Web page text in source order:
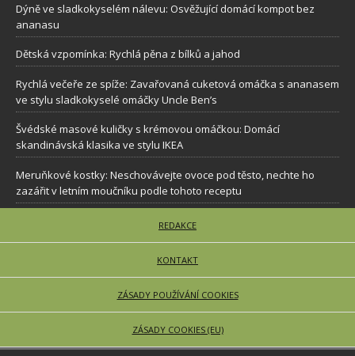
Dýně ve sladkokyselém nálevu: Osvěžující domácí kompot bez
ananasu
Dětská vzpomínka: Rychlá pěna z bílků a jahod
Rychlá večeře ze spíže: Zavařovaná cuketová omáčka s ananasem
ve stylu sladkokyselé omáčky Uncle Ben’s
Švédské masové kuličky s krémovou omáčkou: Domácí
skandinávská klasika ve stylu IKEA
Meruňkové kostky: Neschovávejte ovoce pod těsto, nechte ho
zazářit v letním moučníku podle tohoto receptu
REDAKCE
KONTAKT
ZÁSADY POUŽÍVÁNÍ COOKIES
ZÁSADY COOKIES (EU)